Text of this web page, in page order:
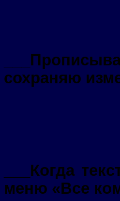
сохраняю
___Когда
меню «Все